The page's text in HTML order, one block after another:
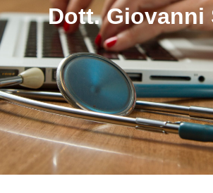
Dott. Giovanni